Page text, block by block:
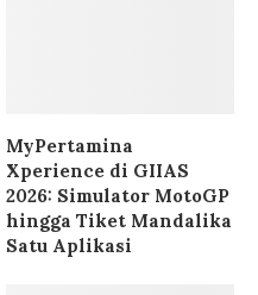
MyPertamina
Xperience di GIIAS
2026: Simulator MotoGP
hingga Tiket Mandalika
Satu Aplikasi